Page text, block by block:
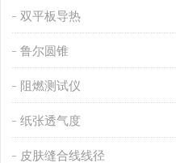
双平板导热
鲁尔圆锥
阻燃测试仪
纸张透气度
皮肤缝合线线径